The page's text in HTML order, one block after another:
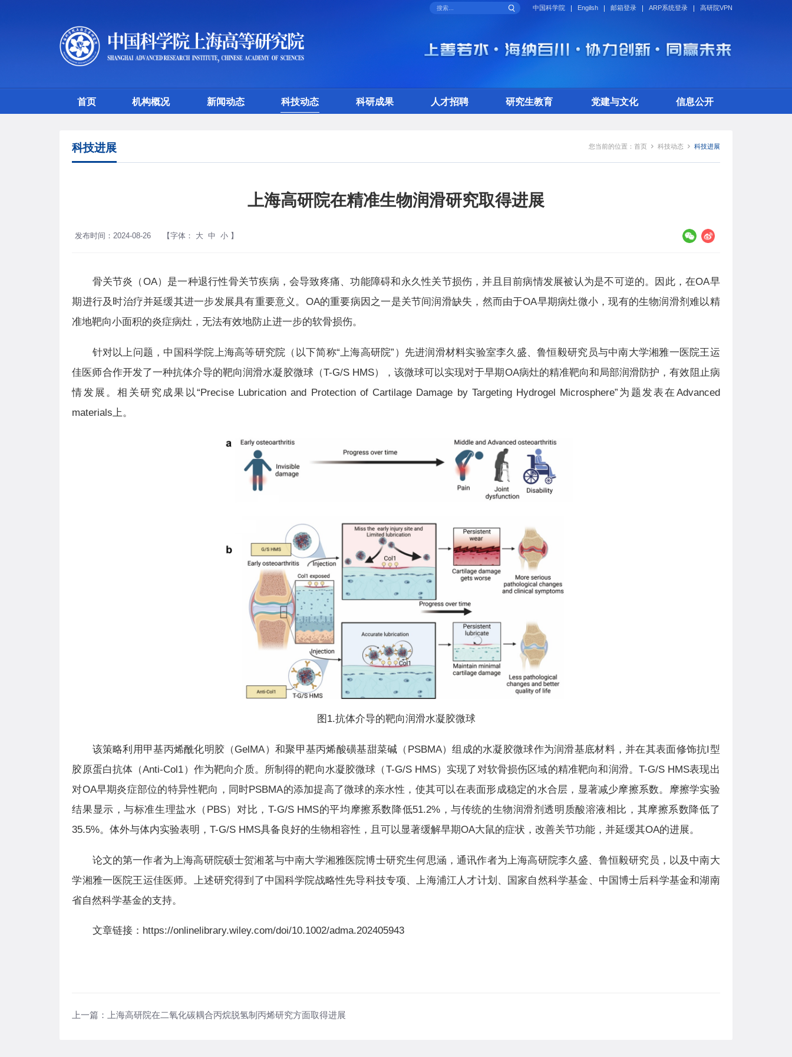
中国科学院 Engilsh 邮箱登录 ARP系统登录 高研院VPN
首页 机构概况 新闻动态 科技动态 科研成果 人才招聘 研究生教育 党建与文化 信息公开
科技进展 您当前的位置： 首页 科技动态 科技进展
上海高研院在精准生物润滑研究取得进展
发布时间：2024-08-26 【字体： 大 中 小】
骨关节炎（OA）是一种退行性骨关节疾病，会导致疼痛、功能障碍和永久性关节损伤，并且目前病情发展被认为是不可逆的。因此，在OA早
期进行及时治疗并延缓其进一步发展具有重要意义。OA的重要病因之一是关节间润滑缺失，然而由于OA早期病灶微小，现有的生物润滑剂难以精
准地靶向小面积的炎症病灶，无法有效地防止进一步的软骨损伤。
针对以上问题，中国科学院上海高等研究院（以下简称“上海高研院”）先进润滑材料实验室李久盛、鲁恒毅研究员与中南大学湘雅一医院王运
佳医师合作开发了一种抗体介导的靶向润滑水凝胶微球（T-G/S HMS），该微球可以实现对于早期OA病灶的精准靶向和局部润滑防护，有效阻止病
情发展。相关研究成果以“Precise Lubrication and Protection of Cartilage Damage by Targeting Hydrogel Microsphere”为题发表在Advanced
materials上。
图1.抗体介导的靶向润滑水凝胶微球
该策略利用甲基丙烯酰化明胶（GelMA）和聚甲基丙烯酸磺基甜菜碱（PSBMA）组成的水凝胶微球作为润滑基底材料，并在其表面修饰抗I型
胶原蛋白抗体（Anti-Col1）作为靶向介质。所制得的靶向水凝胶微球（T-G/S HMS）实现了对软骨损伤区域的精准靶向和润滑。T-G/S HMS表现出
对OA早期炎症部位的特异性靶向，同时PSBMA的添加提高了微球的亲水性，使其可以在表面形成稳定的水合层，显著减少摩擦系数。摩擦学实验
结果显示，与标准生理盐水（PBS）对比，T-G/S HMS的平均摩擦系数降低51.2%，与传统的生物润滑剂透明质酸溶液相比，其摩擦系数降低了
35.5%。体外与体内实验表明，T-G/S HMS具备良好的生物相容性，且可以显著缓解早期OA大鼠的症状，改善关节功能，并延缓其OA的进展。
论文的第一作者为上海高研院硕士贺湘茗与中南大学湘雅医院博士研究生何思涵，通讯作者为上海高研院李久盛、鲁恒毅研究员，以及中南大
学湘雅一医院王运佳医师。上述研究得到了中国科学院战略性先导科技专项、上海浦江人才计划、国家自然科学基金、中国博士后科学基金和湖南
省自然科学基金的支持。
文章链接：https://onlinelibrary.wiley.com/doi/10.1002/adma.202405943
上一篇： 上海高研院在二氧化碳耦合丙烷脱氢制丙烯研究方面取得进展